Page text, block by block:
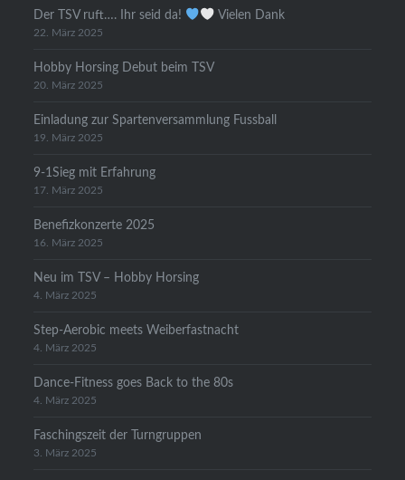
Der TSV ruft…. Ihr seid da! Vielen Dank
22. März 2025
Hobby Horsing Debut beim TSV
20. März 2025
Einladung zur Spartenversammlung Fussball
19. März 2025
9-1Sieg mit Erfahrung
17. März 2025
Benefizkonzerte 2025
16. März 2025
Neu im TSV – Hobby Horsing
4. März 2025
Step-Aerobic meets Weiberfastnacht
4. März 2025
Dance-Fitness goes Back to the 80s
4. März 2025
Faschingszeit der Turngruppen
3. März 2025